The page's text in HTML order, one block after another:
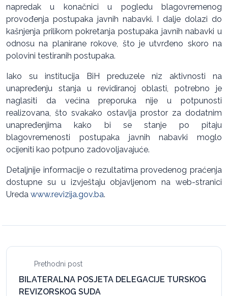
napredak u konačnici u pogledu blagovremenog
provođenja postupaka javnih nabavki. I dalje dolazi do
kašnjenja prilikom pokretanja postupaka javnih nabavki u
odnosu na planirane rokove, što je utvrđeno skoro na
polovini testiranih postupaka.
Iako su institucija BiH preduzele niz aktivnosti na
unapređenju stanja u revidiranoj oblasti, potrebno je
naglasiti da većina preporuka nije u potpunosti
realizovana, što svakako ostavlja prostor za dodatnim
unapređenjima kako bi se stanje po pitaju
blagovremenosti postupaka javnih nabavki moglo
ocijeniti kao potpuno zadovoljavajuće.
Detaljnije informacije o rezultatima provedenog praćenja
dostupne su u izvještaju objavljenom na web-stranici
Ureda www.revizija.gov.ba.
Prethodni post
BILATERALNA POSJETA DELEGACIJE TURSKOG
REVIZORSKOG SUDA